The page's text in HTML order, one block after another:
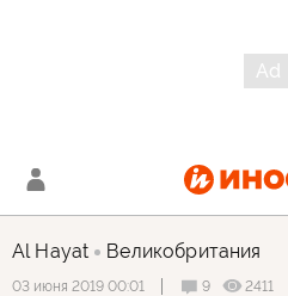
Al Hayat Великобритания
03 июня 2019 00:01 9
2411